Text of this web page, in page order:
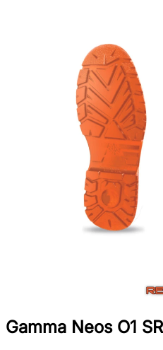
Gamma Neos O1